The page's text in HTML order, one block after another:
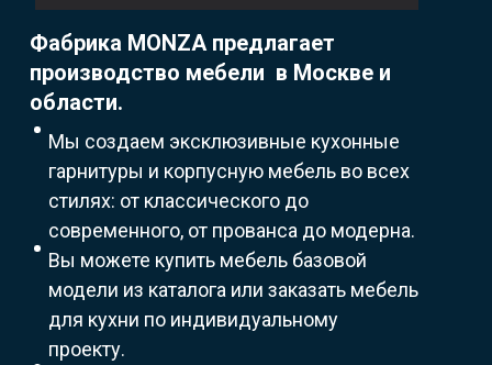
Мы создаем эксклюзивные кухонные
гарнитуры и корпусную мебель во всех
стилях: от классического до
современного, от прованса до модерна.
Вы можете купить мебель базовой
модели из каталога или заказать мебель
для кухни по индивидуальному
проекту.
Фабрика MONZA предлагает
производство мебели в Москве и
области.